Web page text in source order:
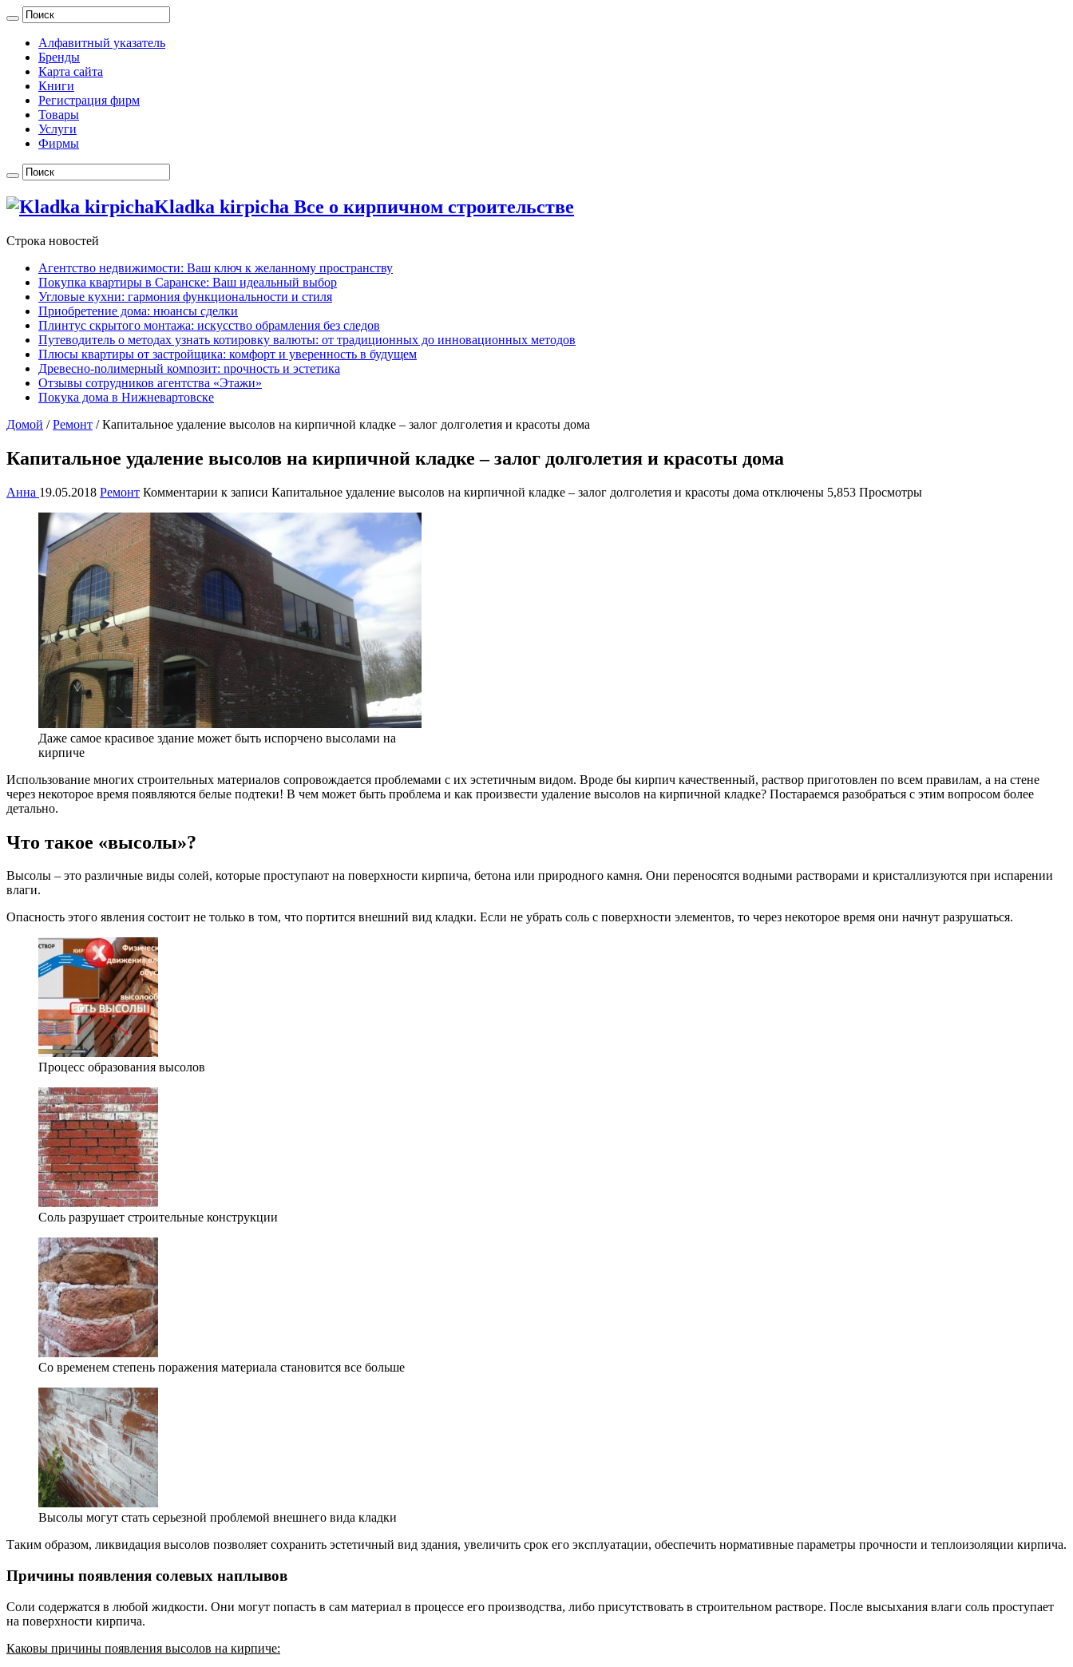
Алфавитный указатель
Бренды
Карта сайта
Книги
Регистрация фирм
Товары
Услуги
Фирмы
Kladka kirpicha Все о кирпичном строительстве
Строка новостей
Агентство недвижимости: Ваш ключ к желанному пространству
Покупка квартиры в Саранске: Ваш идеальный выбор
Угловые кухни: гармония функциональности и стиля
Приобретение дома: нюансы сделки
Плинтус скрытого монтажа: искусство обрамления без следов
Путеводитель о методах узнать котировку валюты: от традиционных до инновационных методов
Плюсы квартиры от застройщика: комфорт и уверенность в будущем
Древесно-nолимерный комnозит: nрочность и эстетика
Отзывы сотрудников агентства «Этажи»
Покука дома в Нижневартовске
Домой / Ремонт / Капитальное удаление высолов на кирпичной кладке – залог долголетия и красоты дома
Капитальное удаление высолов на кирпичной кладке – залог долголетия и красоты дома
Анна 19.05.2018 Ремонт Комментарии к записи Капитальное удаление высолов на кирпичной кладке – залог долголетия и красоты дома отключены 5,853 Просмотры
Даже самое красивое здание может быть испорчено высолами на
кирпиче
Использование многих строительных материалов сопровождается проблемами с их эстетичным видом. Вроде бы кирпич качественный, раствор приготовлен по всем правилам, а на стене
через некоторое время появляются белые подтеки! В чем может быть проблема и как произвести удаление высолов на кирпичной кладке? Постараемся разобраться с этим вопросом более
детально.
Что такое «высолы»?
Высолы – это различные виды солей, которые проступают на поверхности кирпича, бетона или природного камня. Они переносятся водными растворами и кристаллизуются при испарении
влаги.
Опасность этого явления состоит не только в том, что портится внешний вид кладки. Если не убрать соль с поверхности элементов, то через некоторое время они начнут разрушаться.
Процесс образования высолов
Соль разрушает строительные конструкции
Со временем степень поражения материала становится все больше
Высолы могут стать серьезной проблемой внешнего вида кладки
Таким образом, ликвидация высолов позволяет сохранить эстетичный вид здания, увеличить срок его эксплуатации, обеспечить нормативные параметры прочности и теплоизоляции кирпича.
Причины появления солевых наплывов
Соли содержатся в любой жидкости. Они могут попасть в сам материал в процессе его производства, либо присутствовать в строительном растворе. После высыхания влаги соль проступает
на поверхности кирпича.
Каковы причины появления высолов на кирпиче: